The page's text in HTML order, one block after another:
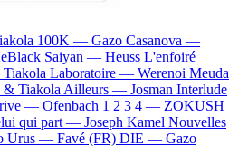
100K — Gazo Casanova —
Saiyan — Heuss L'enfoiré
Tiakola Laboratoire — Werenoi Meuda
& Tiakola Ailleurs — Josman Interlude
— Ofenbach 1 2 3 4 — ZOKUSH
qui part — Joseph Kamel Nouvelles
Urus — Favé (FR) DIE — Gazo